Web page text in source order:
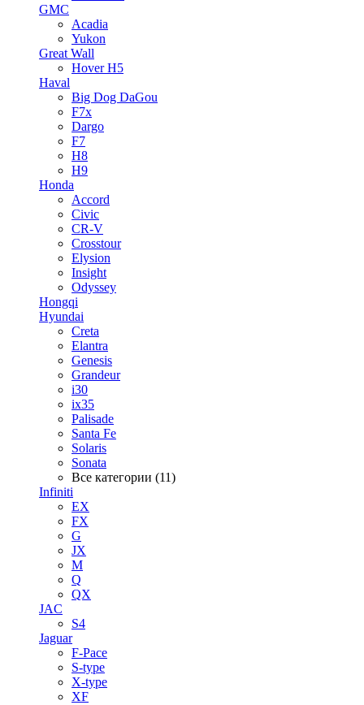
GMC
Acadia
Yukon
Great Wall
Hover H5
Haval
Big Dog DaGou
F7x
Dargo
F7
H8
H9
Honda
Accord
Civic
CR-V
Crosstour
Elysion
Insight
Odyssey
Hongqi
Hyundai
Creta
Elantra
Genesis
Grandeur
i30
ix35
Palisade
Santa Fe
Solaris
Sonata
Все категории (11)
Infiniti
EX
FX
G
JX
M
Q
QX
JAC
S4
Jaguar
F-Pace
S-type
X-type
XF